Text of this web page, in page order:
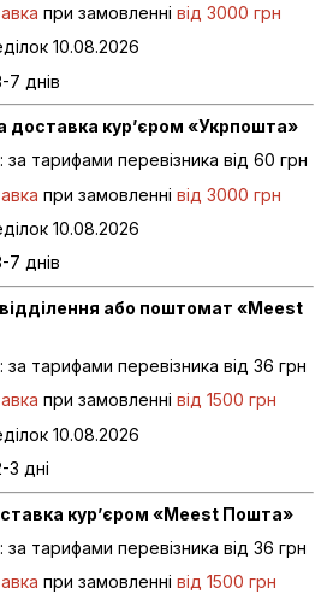
при замовленні від 3000 грн
10.08.2026
7 днів
доставка кур’єром «Укрпошта»
за тарифами перевізника від 60 грн
при замовленні від 3000 грн
10.08.2026
7 днів
або поштомат «Meest
за тарифами перевізника від 36 грн
при замовленні від 1500 грн
10.08.2026
3 дні
кур’єром «Meest Пошта»
за тарифами перевізника від 36 грн
при замовленні від 1500 грн